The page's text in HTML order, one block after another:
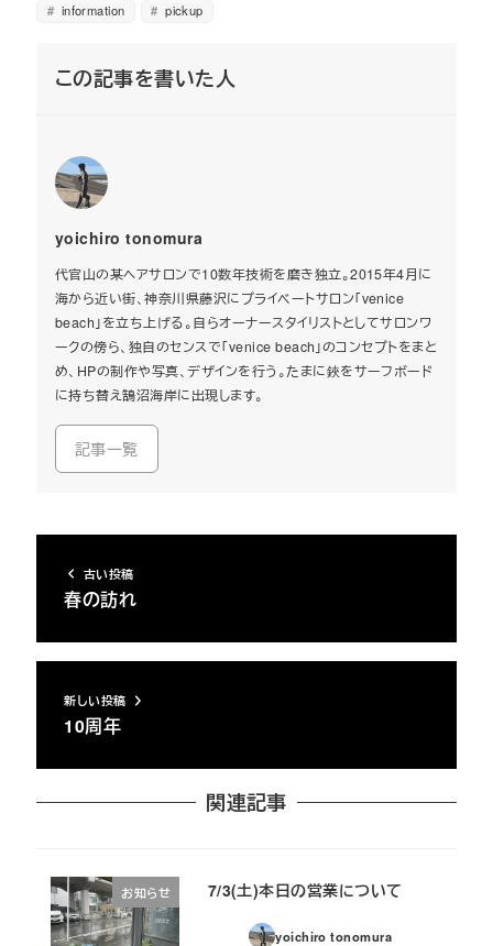
information pickup
この記事を書いた人
yoichiro tonomura
代官山の某ヘアサロンで10数年技術を磨き独立。2015年4月に
海から近い街、神奈川県藤沢にプライベートサロン「venice
beach」を立ち上げる。自らオーナースタイリストとしてサロンワ
ークの傍ら、独自のセンスで「venice beach」のコンセプトをまと
め、HPの制作や写真、デザインを行う。たまに鋏をサーフボード
に持ち替え鵠沼海岸に出現します。
記事一覧
古い投稿
春の訪れ
新しい投稿
10周年
関連記事
お知らせ 7/3(土)本日の営業について
yoichiro tonomura